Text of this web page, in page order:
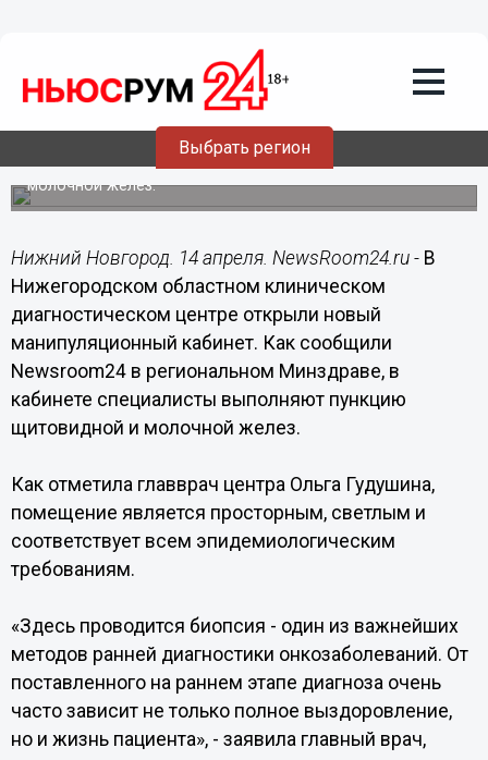
Выбрать регион
Новый манипуляционный кабинет
открыли в Нижегородском
диагностическом центре
В нем специалисты выполняют пункцию щитовидной и
молочной желез.
Нижний Новгород. 14 апреля. NewsRoom24.ru - В
Нижегородском областном клиническом
диагностическом центре открыли новый
манипуляционный кабинет. Как сообщили
Newsroom24 в региональном Минздраве, в
кабинете специалисты выполняют пункцию
щитовидной и молочной желез.
Как отметила главврач центра Ольга Гудушина,
помещение является просторным, светлым и
соответствует всем эпидемиологическим
требованиям.
«Здесь проводится биопсия - один из важнейших
методов ранней диагностики онкозаболеваний. От
поставленного на раннем этапе диагноза очень
часто зависит не только полное выздоровление,
но и жизнь пациента», - заявила главный врач,